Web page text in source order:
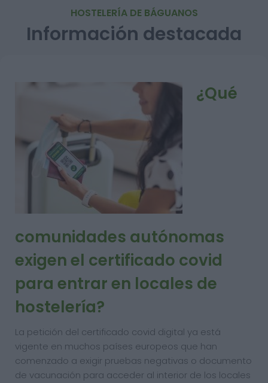
HOSTELERÍA DE BÁGUANOS
Información destacada
¿Qué
comunidades autónomas
exigen el certificado covid
para entrar en locales de
hostelería?
La petición del certificado covid digital ya está
vigente en muchos países europeos que han
comenzado a exigir pruebas negativas o documento
de vacunación para acceder al interior de los locales